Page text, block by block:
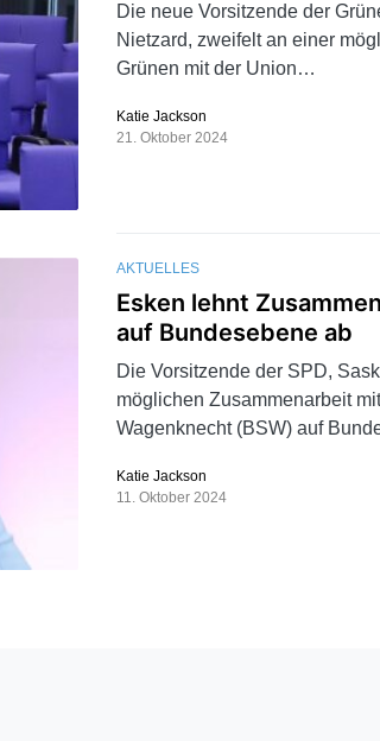
Die neue Vorsitzende der
Nietzard, zweifelt an einer
Grünen mit der Union…
Katie Jackson
21. Oktober 2024
AKTUELLES
Esken lehnt
auf Bundesebene ab
Die Vorsitzende der SPD,
möglichen Zusammenarbeit
Wagenknecht (BSW) auf
Katie Jackson
11. Oktober 2024